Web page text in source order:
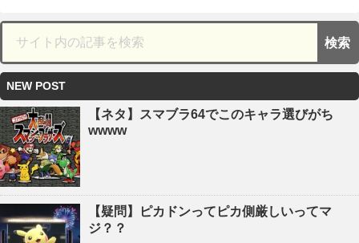
NEW POST
【ネタ】スマブラ64でこのキャラ選びがち
wwww
【疑問】ピカドンってピカ側厳しいってマ
ジ？？